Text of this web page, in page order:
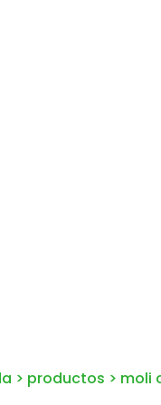
> productos > moli